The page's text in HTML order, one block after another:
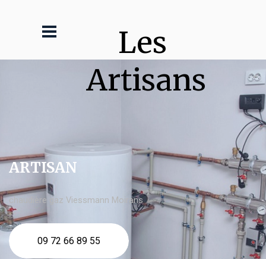
Les
Artisans
ARTISAN
chaudière gaz Viessmann Moirans
09 72 66 89 55